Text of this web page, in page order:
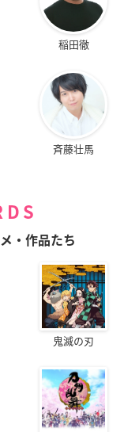
稲田徹
斉藤壮馬
・作品たち
鬼滅の刃